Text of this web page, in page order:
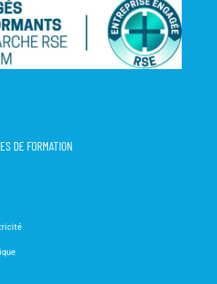
DE FORMATION